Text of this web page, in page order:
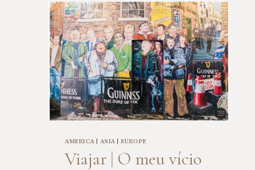
AMERICA| ASIA| EUROPE
Viajar | O meu vício